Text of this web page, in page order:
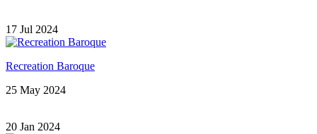
17 Jul 2024
Recreation Baroque
25 May 2024
20 Jan 2024